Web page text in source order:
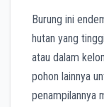
Burung ini
hutan yang
atau dalam
pohon lainnya
penampilannya